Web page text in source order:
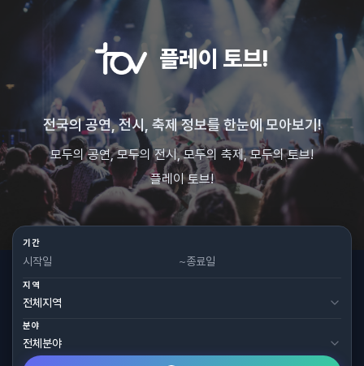
플레이 토브!
전국의 공연, 전시, 축제 정보를 한눈에 모아보기!
모두의 공연, 모두의 전시, 모두의 축제, 모두의 토브!
플레이 토브!
기간
~
지역
분야